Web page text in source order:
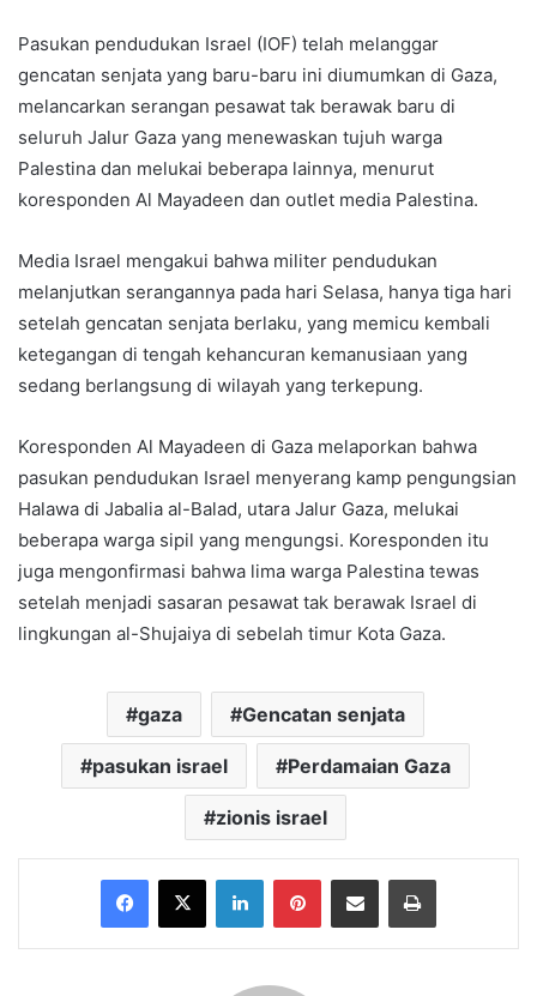
Pasukan pendudukan Israel (IOF) telah melanggar
gencatan senjata yang baru-baru ini diumumkan di Gaza,
melancarkan serangan pesawat tak berawak baru di
seluruh Jalur Gaza yang menewaskan tujuh warga
Palestina dan melukai beberapa lainnya, menurut
koresponden Al Mayadeen dan outlet media Palestina.
Media Israel mengakui bahwa militer pendudukan
melanjutkan serangannya pada hari Selasa, hanya tiga hari
setelah gencatan senjata berlaku, yang memicu kembali
ketegangan di tengah kehancuran kemanusiaan yang
sedang berlangsung di wilayah yang terkepung.
Koresponden Al Mayadeen di Gaza melaporkan bahwa
pasukan pendudukan Israel menyerang kamp pengungsian
Halawa di Jabalia al-Balad, utara Jalur Gaza, melukai
beberapa warga sipil yang mengungsi. Koresponden itu
juga mengonfirmasi bahwa lima warga Palestina tewas
setelah menjadi sasaran pesawat tak berawak Israel di
lingkungan al-Shujaiya di sebelah timur Kota Gaza.
gaza Gencatan senjata
pasukan israel Perdamaian Gaza
zionis israel
Facebook
X LinkedInPinterestShare via Email Print